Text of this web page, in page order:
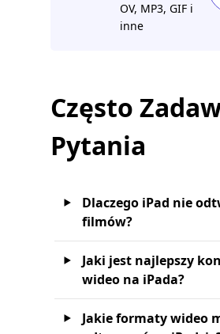
OV, MP3, GIF i
inne
Często
Pytania
Dlaczego iPad nie
filmów?
Jaki jest najlepszy
wideo na iPada?
Jakie formaty wideo